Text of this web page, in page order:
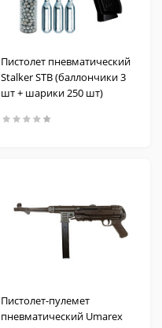
Пистолет пневматический
Stalker STB (баллончики 3
шт + шарики 250 шт)
Пистолет-пулемет
пневматический Umarex